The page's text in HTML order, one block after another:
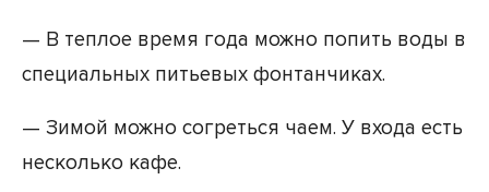
— В теплое время года можно попить воды в
специальных питьевых фонтанчиках.
— Зимой можно согреться чаем. У входа есть
несколько кафе.